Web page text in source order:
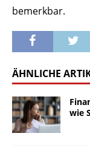
bemerkbar.
ÄHNLICHE
wie